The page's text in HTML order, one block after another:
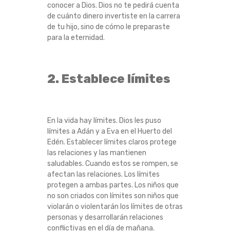
conocer a Dios. Dios no te pedirá cuenta
de cuánto dinero invertiste en la carrera
de tu hijo, sino de cómo le preparaste
para la eternidad.
2. Establece límites
En la vida hay límites. Dios les puso
límites a Adán y a Eva en el Huerto del
Edén. Establecer límites claros protege
las relaciones y las mantienen
saludables. Cuando estos se rompen, se
afectan las relaciones. Los límites
protegen a ambas partes. Los niños que
no son criados con límites son niños que
violarán o violentarán los límites de otras
personas y desarrollarán relaciones
conflictivas en el día de mañana.